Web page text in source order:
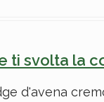
ti svolta la
d'avena